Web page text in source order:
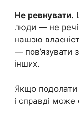
Не ревнувати.
люди — не
нашою
— пов’язувати
інших.
Якщо подолати
і справді